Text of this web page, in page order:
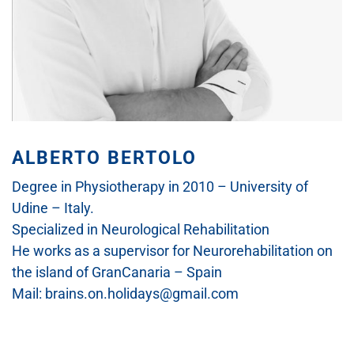
ALBERTO BERTOLO
Degree in Physiotherapy in 2010 – University of
Udine – Italy.
Specialized in Neurological Rehabilitation
He works as a supervisor for Neurorehabilitation on
the island of GranCanaria – Spain
Mail: brains.on.holidays@gmail.com